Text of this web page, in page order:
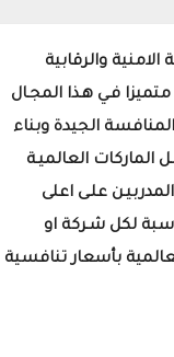
والرقابية
تحتل شركتنا موقعا متميزا فـي هـذا المجـال
الجيدة وبناء
الماركات العالميـة
علـى اعلى
لكل شـركة او
بأسعار تنافسية